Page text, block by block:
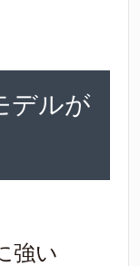
デルが
強い